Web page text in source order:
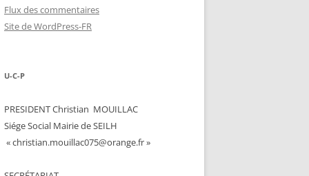
Flux des commentaires
Site de WordPress-FR
U-C-P
PRESIDENT Christian MOUILLAC
Siége Social Mairie de SEILH
« christian.mouillac075@orange.fr »